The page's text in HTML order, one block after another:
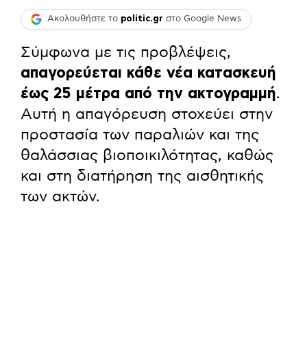
Ακολουθήστε το politic.gr στο Google News
Σύμφωνα με τις προβλέψεις,
απαγορεύεται κάθε νέα κατασκευή
έως 25 μέτρα από την ακτογραμμή.
Αυτή η απαγόρευση στοχεύει στην
προστασία των παραλιών και της
θαλάσσιας βιοποικιλότητας, καθώς
και στη διατήρηση της αισθητικής
των ακτών.